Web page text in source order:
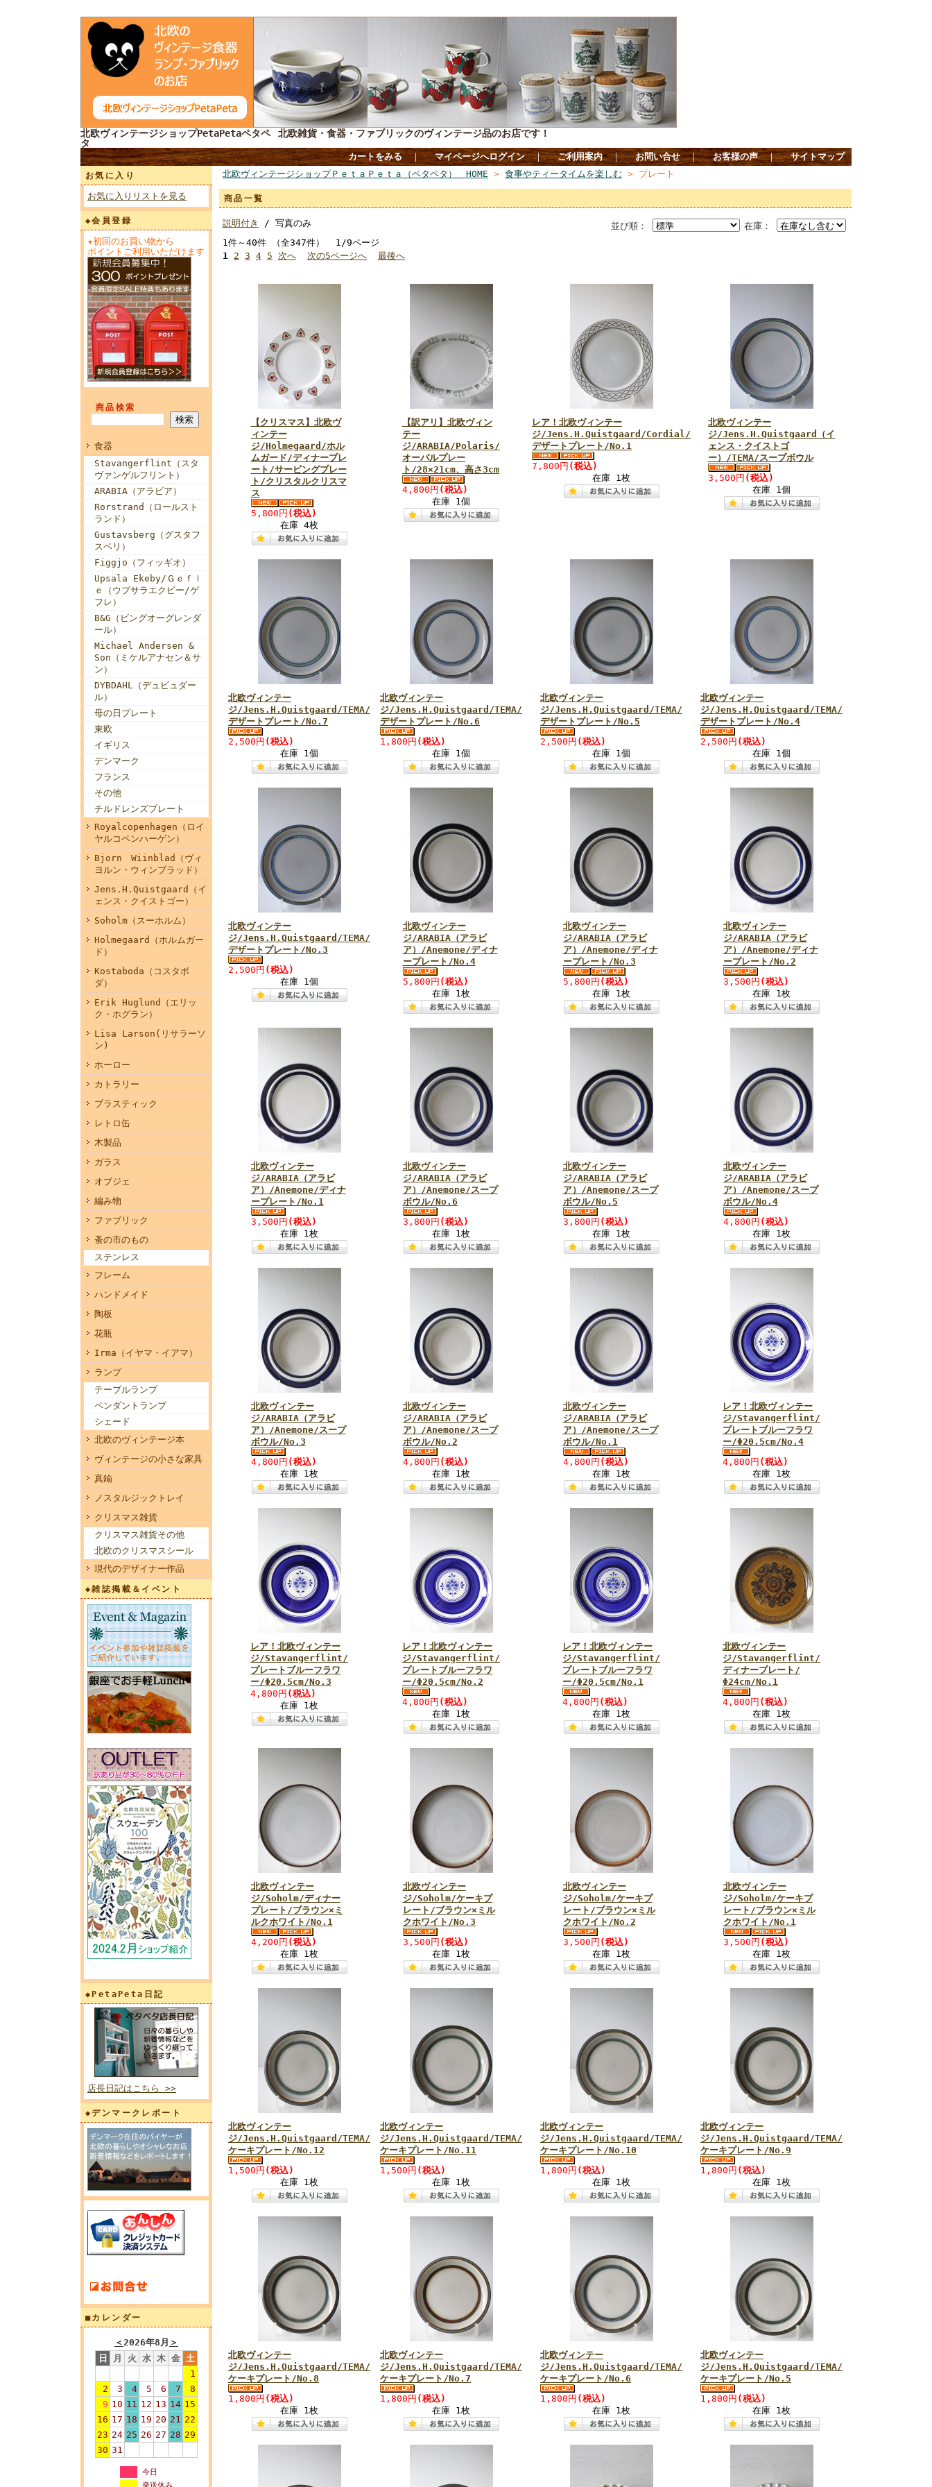
北欧ヴィンテージショップPetaPetaペタペ
タ
北欧雑貨・食器・ファブリックのヴィンテージ品のお店です！
カートをみる ｜ マイページへログイン ｜ ご利用案内 ｜ お問い合せ ｜ お客様の声 ｜ サイトマップ
お気に入り
お気に入りリストを見る
◆会員登録
★初回のお買い物から
ポイントご利用いただけます
商品検索
食器
Stavangerflint（スタ
ヴァンゲルフリント）
ARABIA（アラビア）
Rorstrand（ロールスト
ランド）
Gustavsberg（グスタフ
スベリ）
Figgjo（フィッギオ）
Upsala Ekeby/Ｇｅｆｌ
ｅ（ウプサラエクビー/ゲ
フレ）
B&G（ビングオーグレンダ
ール）
Michael Andersen &
Son（ミケルアナセン＆サ
ン）
DYBDAHL（デュビュダー
ル）
母の日プレート
東欧
イギリス
デンマーク
フランス
その他
チルドレンズプレート
Royalcopenhagen（ロイ
ヤルコペンハーゲン）
Bjorn Wiinblad（ヴィ
ヨルン・ウィンブラッド）
Jens.H.Quistgaard（イ
ェンス・クイストゴー）
Soholm（スーホルム）
Holmegaard（ホルムガー
ド）
Kostaboda（コスタボ
ダ）
Erik Huglund（エリッ
ク・ホグラン）
Lisa Larson(リサラーソ
ン)
ホーロー
カトラリー
プラスティック
レトロ缶
木製品
ガラス
オブジェ
編み物
ファブリック
蚤の市のもの
ステンレス
フレーム
ハンドメイド
陶板
花瓶
Irma（イヤマ・イアマ）
ランプ
テーブルランプ
ペンダントランプ
シェード
北欧のヴィンテージ本
ヴィンテージの小さな家具
真鍮
ノスタルジックトレイ
クリスマス雑貨
クリスマス雑貨その他
北欧のクリスマスシール
現代のデザイナー作品
◆雑誌掲載＆イベント
◆PetaPeta日記
店長日記はこちら >>
◆デンマークレポート
■カレンダー
＜2026年8月 ＞
日
月 火 水 木 金 土
1
2
3 4 5 6 7
8
9 10 11 12 13 14 15
16 17 18 19 20 21 22
23 24 25 26 27 28 29
30 31
今日
北欧ヴィンテージショップＰｅｔａＰｅｔａ（ペタペタ） HOME > 食事やティータイムを楽しむ > プレート
商品一覧
在庫：
並び順：
説明付き
/ 写真のみ
1件～40件 （全347件） 1/9ページ
1 2 3 4 5 次へ 次の5ページへ 最後へ
【クリスマス】北欧ヴ
ィンテー
ジ/Holmegaard/ホル
ムガード/ディナープレ
ート/サービングプレー
ト/クリスタルクリスマ
ス
5,800円 (税込)
在庫 4枚
【訳アリ】北欧ヴィン
テー
ジ/ARABIA/Polaris/
オーバルプレー
ト/28×21cm、高さ3cm
4,800円 (税込)
在庫 1個
レア！北欧ヴィンテー
ジ/Jens.H.Quistgaard/Cordial/
デザートプレート/No.1
7,800円 (税込)
在庫 1枚
北欧ヴィンテー
ジ/Jens.H.Quistgaard（イ
ェンス・クイストゴ
ー）/TEMA/スープボウル
3,500円 (税込)
在庫 1個
北欧ヴィンテー
ジ/Jens.H.Quistgaard/TEMA/
デザートプレート/No.7
2,500円 (税込)
在庫 1個
北欧ヴィンテー
ジ/Jens.H.Quistgaard/TEMA/
デザートプレート/No.6
1,800円 (税込)
在庫 1個
北欧ヴィンテー
ジ/Jens.H.Quistgaard/TEMA/
デザートプレート/No.5
2,500円 (税込)
在庫 1個
北欧ヴィンテー
ジ/Jens.H.Quistgaard/TEMA/
デザートプレート/No.4
2,500円 (税込)
在庫 1個
北欧ヴィンテー
ジ/Jens.H.Quistgaard/TEMA/
デザートプレート/No.3
2,500円 (税込)
在庫 1個
北欧ヴィンテー
ジ/ARABIA（アラビ
ア）/Anemone/ディナ
ープレート/No.4
5,800円 (税込)
在庫 1枚
北欧ヴィンテー
ジ/ARABIA（アラビ
ア）/Anemone/ディナ
ープレート/No.3
5,800円 (税込)
在庫 1枚
北欧ヴィンテー
ジ/ARABIA（アラビ
ア）/Anemone/ディナ
ープレート/No.2
3,500円 (税込)
在庫 1枚
北欧ヴィンテー
ジ/ARABIA（アラビ
ア）/Anemone/ディナ
ープレート/No.1
3,500円 (税込)
在庫 1枚
北欧ヴィンテー
ジ/ARABIA（アラビ
ア）/Anemone/スープ
ボウル/No.6
3,800円 (税込)
在庫 1枚
北欧ヴィンテー
ジ/ARABIA（アラビ
ア）/Anemone/スープ
ボウル/No.5
3,800円 (税込)
在庫 1枚
北欧ヴィンテー
ジ/ARABIA（アラビ
ア）/Anemone/スープ
ボウル/No.4
4,800円 (税込)
在庫 1枚
北欧ヴィンテー
ジ/ARABIA（アラビ
ア）/Anemone/スープ
ボウル/No.3
4,800円 (税込)
在庫 1枚
北欧ヴィンテー
ジ/ARABIA（アラビ
ア）/Anemone/スープ
ボウル/No.2
4,800円 (税込)
在庫 1枚
北欧ヴィンテー
ジ/ARABIA（アラビ
ア）/Anemone/スープ
ボウル/No.1
4,800円 (税込)
在庫 1枚
レア！北欧ヴィンテー
ジ/Stavangerflint/
プレートブルーフラワ
ー/Φ20.5cm/No.4
4,800円 (税込)
在庫 1枚
レア！北欧ヴィンテー
ジ/Stavangerflint/
プレートブルーフラワ
ー/Φ20.5cm/No.3
4,800円 (税込)
在庫 1枚
レア！北欧ヴィンテー
ジ/Stavangerflint/
プレートブルーフラワ
ー/Φ20.5cm/No.2
4,800円 (税込)
在庫 1枚
レア！北欧ヴィンテー
ジ/Stavangerflint/
プレートブルーフラワ
ー/Φ20.5cm/No.1
4,800円 (税込)
在庫 1枚
北欧ヴィンテー
ジ/Stavangerflint/
ディナープレート/
Φ24cm/No.1
4,800円 (税込)
在庫 1枚
北欧ヴィンテー
ジ/Soholm/ディナー
プレート/ブラウン×ミ
ルクホワイト/No.1
4,200円 (税込)
在庫 1枚
北欧ヴィンテー
ジ/Soholm/ケーキプ
レート/ブラウン×ミル
クホワイト/No.3
3,500円 (税込)
在庫 1枚
北欧ヴィンテー
ジ/Soholm/ケーキプ
レート/ブラウン×ミル
クホワイト/No.2
3,500円 (税込)
在庫 1枚
北欧ヴィンテー
ジ/Soholm/ケーキプ
レート/ブラウン×ミル
クホワイト/No.1
3,500円 (税込)
在庫 1枚
北欧ヴィンテー
ジ/Jens.H.Quistgaard/TEMA/
ケーキプレート/No.12
1,500円 (税込)
在庫 1枚
北欧ヴィンテー
ジ/Jens.H.Quistgaard/TEMA/
ケーキプレート/No.11
1,500円 (税込)
在庫 1枚
北欧ヴィンテー
ジ/Jens.H.Quistgaard/TEMA/
ケーキプレート/No.10
1,800円 (税込)
在庫 1枚
北欧ヴィンテー
ジ/Jens.H.Quistgaard/TEMA/
ケーキプレート/No.9
1,800円 (税込)
在庫 1枚
北欧ヴィンテー
ジ/Jens.H.Quistgaard/TEMA/
ケーキプレート/No.8
1,800円 (税込)
在庫 1枚
北欧ヴィンテー
ジ/Jens.H.Quistgaard/TEMA/
ケーキプレート/No.7
1,800円 (税込)
在庫 1枚
北欧ヴィンテー
ジ/Jens.H.Quistgaard/TEMA/
ケーキプレート/No.6
1,800円 (税込)
在庫 1枚
北欧ヴィンテー
ジ/Jens.H.Quistgaard/TEMA/
ケーキプレート/No.5
1,800円 (税込)
在庫 1枚